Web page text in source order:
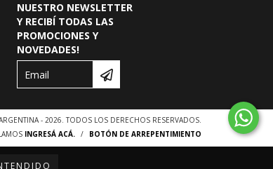
NUESTRO NEWSLETTER
Y RECIBÍ TODAS LAS
PROMOCIONES Y
NOVEDADES!
- 2026. TODOS LOS DERECHOS RESERVADOS.
INGRESÁ ACÁ. / BOTÓN DE ARREPENTIMIENTO